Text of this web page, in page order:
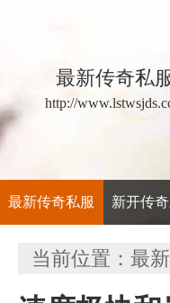
最新传奇私
http://
最新传奇私服 新开传
当前位置： 最